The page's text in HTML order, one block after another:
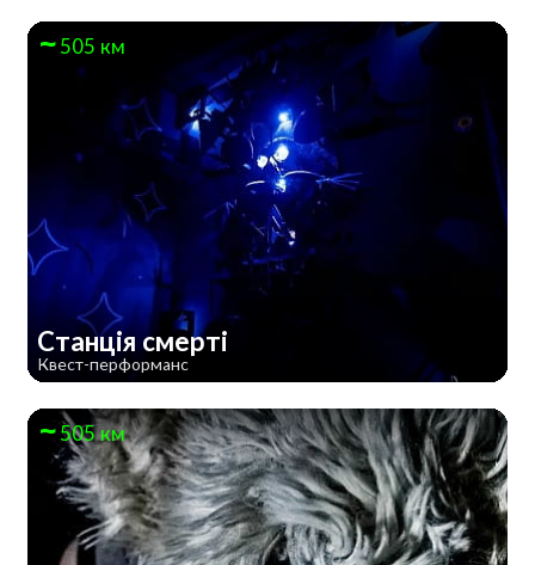
505 км
Станція смерті
Квест-перформанс
505 км